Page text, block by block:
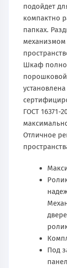
подойдет
компактно
папках.
механизмом
Шкаф
ГОСТ 16371-
Отличное
Под